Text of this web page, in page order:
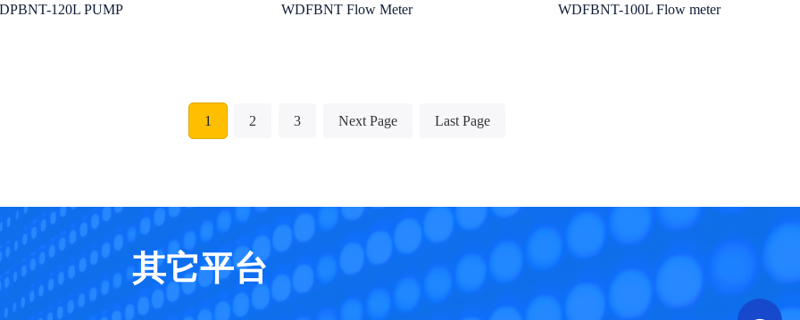
120L PUMP WDFBNT Flow Meter WDFBNT-100L Flow meter
1 2 3 Next Page Last Page
其它平台